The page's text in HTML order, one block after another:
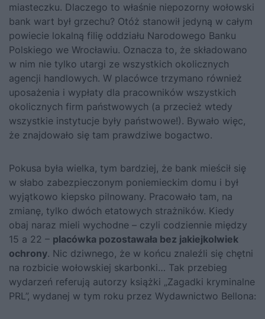
miasteczku. Dlaczego to właśnie niepozorny wołowski
bank wart był grzechu? Otóż stanowił jedyną w całym
powiecie lokalną filię oddziału Narodowego Banku
Polskiego we Wrocławiu. Oznacza to, że składowano
w nim nie tylko utargi ze wszystkich okolicznych
agencji handlowych. W placówce trzymano również
uposażenia i wypłaty dla pracowników wszystkich
okolicznych firm państwowych (a przecież wtedy
wszystkie instytucje były państwowe!). Bywało więc,
że znajdowało się tam prawdziwe bogactwo.
Pokusa była wielka, tym bardziej, że bank mieścił się
w słabo zabezpieczonym poniemieckim domu i był
wyjątkowo kiepsko pilnowany. Pracowało tam, na
zmianę, tylko dwóch etatowych strażników. Kiedy
obaj naraz mieli wychodne – czyli codziennie między
15 a 22 – placówka pozostawała bez jakiejkolwiek
ochrony. Nic dziwnego, że w końcu znaleźli się chętni
na rozbicie wołowskiej skarbonki… Tak przebieg
wydarzeń referują autorzy książki „Zagadki kryminalne
PRL”, wydanej w tym roku przez Wydawnictwo Bellona: